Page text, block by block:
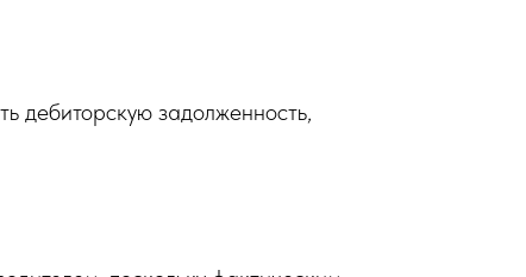
дебиторскую задолженность,